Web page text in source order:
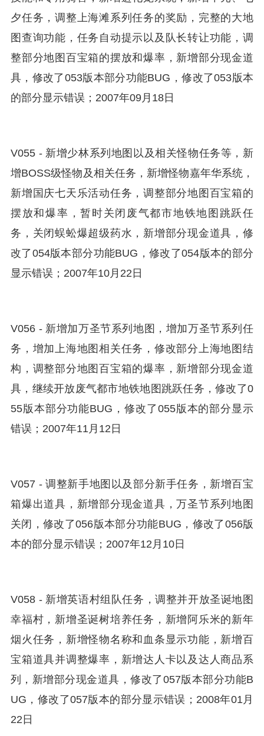
夕任务，调整上海滩系列任务的奖励，完整的大地
图查询功能，任务自动提示以及队长转让功能，调
整部分地图百宝箱的摆放和爆率，新增部分现金道
具，修改了053版本部分功能BUG，修改了053版本
的部分显示错误；2007年09月18日
V055 - 新增少林系列地图以及相关怪物任务等，新
增BOSS级怪物及相关任务，新增怪物嘉年华系统，
新增国庆七天乐活动任务，调整部分地图百宝箱的
摆放和爆率，暂时关闭废气都市地铁地图跳跃任
务，关闭蜈蚣爆超级药水，新增部分现金道具，修
改了054版本部分功能BUG，修改了054版本的部分
显示错误；2007年10月22日
V056 - 新增加万圣节系列地图，增加万圣节系列任
务，增加上海地图相关任务，修改部分上海地图结
构，调整部分地图百宝箱的爆率，新增部分现金道
具，继续开放废气都市地铁地图跳跃任务，修改了0
55版本部分功能BUG，修改了055版本的部分显示
错误；2007年11月12日
V057 - 调整新手地图以及部分新手任务，新增百宝
箱爆出道具，新增部分现金道具，万圣节系列地图
关闭，修改了056版本部分功能BUG，修改了056版
本的部分显示错误；2007年12月10日
V058 - 新增英语村组队任务，调整并开放圣诞地图
幸福村，新增圣诞树培养任务，新增阿乐米的新年
烟火任务，新增怪物名称和血条显示功能，新增百
宝箱道具并调整爆率，新增达人卡以及达人商品系
列，新增部分现金道具，修改了057版本部分功能B
UG，修改了057版本的部分显示错误；2008年01月
22日